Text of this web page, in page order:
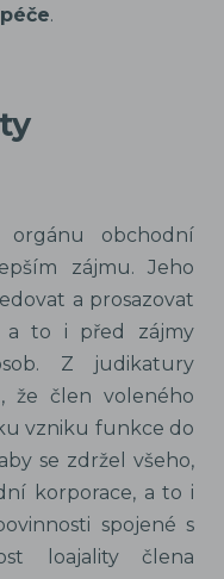
.
orgánu obchodní
zájmu. Jeho
a prosazovat
a to i před zájmy
Z judikatury
že člen voleného
vzniku funkce do
se zdržel všeho,
korporace, a to i
spojené s
loajality člena